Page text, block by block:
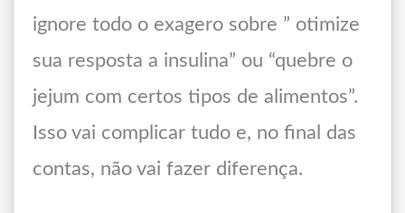
ignore todo o exagero sobre ” otimize
sua resposta a insulina” ou “quebre o
jejum com certos tipos de alimentos”.
Isso vai complicar tudo e, no final das
contas, não vai fazer diferença.